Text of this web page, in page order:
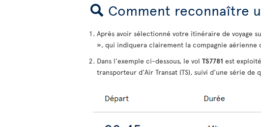
Comment reconnaître
Après avoir sélectionné votre itinéraire de voyage
», qui indiquera clairement la compagnie aérienne
Dans l'exemple ci-dessous, le vol TS7781 est
transporteur d'Air Transat (TS), suivi d’une série de